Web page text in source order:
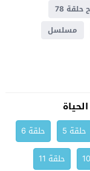
حلقة 78
مسلسل
حلقة 5
حلقة 6
حلقة 11